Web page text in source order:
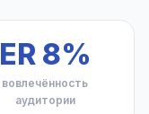
ER 8%
вовлечённость
аудитории